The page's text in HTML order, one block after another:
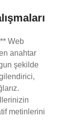
Web
anahtar
şekilde
metinlerini